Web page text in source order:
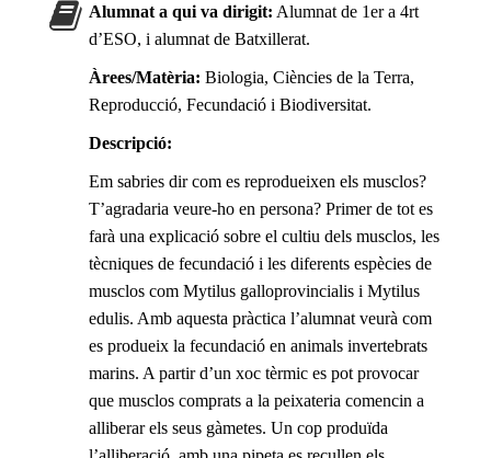
Alumnat a qui va dirigit: Alumnat de 1er a 4rt
d’ESO, i alumnat de Batxillerat.
Àrees/Matèria: Biologia, Ciències de la Terra,
Reproducció, Fecundació i Biodiversitat.
Descripció:
Em sabries dir com es reprodueixen els musclos?
T’agradaria veure-ho en persona? Primer de tot es
farà una explicació sobre el cultiu dels musclos, les
tècniques de fecundació i les diferents espècies de
musclos com Mytilus galloprovincialis i Mytilus
edulis. Amb aquesta pràctica l’alumnat veurà com
es produeix la fecundació en animals invertebrats
marins. A partir d’un xoc tèrmic es pot provocar
que musclos comprats a la peixateria comencin a
alliberar els seus gàmetes. Un cop produïda